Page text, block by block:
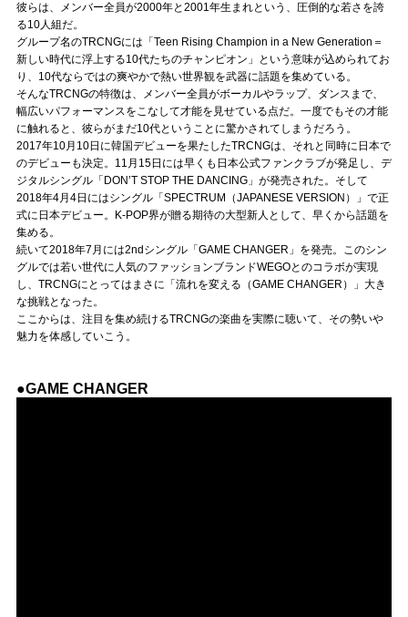
Follow us
Official SNS
彼らは、メンバー全員が2000年と2001年生まれという、圧倒的な若さを誇
る10人組だ。
グループ名のTRCNGには「Teen Rising Champion in a New Generation＝
新しい時代に浮上する10代たちのチャンピオン」という意味が込められてお
り、10代ならではの爽やかで熱い世界観を武器に話題を集めている。
そんなTRCNGの特徴は、メンバー全員がボーカルやラップ、ダンスまで、
幅広いパフォーマンスをこなして才能を見せている点だ。一度でもその才能
に触れると、彼らがまだ10代ということに驚かされてしまうだろう。
2017年10月10日に韓国デビューを果たしたTRCNGは、それと同時に日本で
のデビューも決定。11月15日には早くも日本公式ファンクラブが発足し、デ
ジタルシングル「DON’T STOP THE DANCING」が発売された。そして
2018年4月4日にはシングル「SPECTRUM（JAPANESE VERSION）」で正
式に日本デビュー。K-POP界が贈る期待の大型新人として、早くから話題を
集める。
続いて2018年7月には2ndシングル「GAME CHANGER」を発売。このシン
グルでは若い世代に人気のファッションブランドWEGOとのコラボが実現
し、TRCNGにとってはまさに「流れを変える（GAME CHANGER）」大き
な挑戦となった。
ここからは、注目を集め続けるTRCNGの楽曲を実際に聴いて、その勢いや
魅力を体感していこう。
●GAME CHANGER